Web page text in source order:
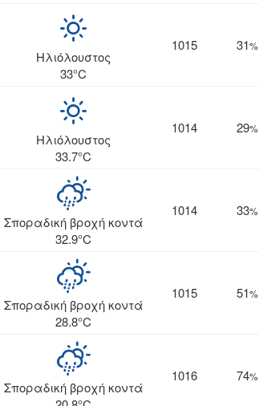
Ηλιόλουστος
33°C
1015 31%
Ηλιόλουστος
33.7°C
1014 29%
Σποραδική βροχή κοντά
32.9°C
1014 33%
Σποραδική βροχή κοντά
28.8°C
1015 51%
Σποραδική βροχή κοντά
1016 74%